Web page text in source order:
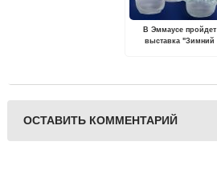
В Эммаусе пройдет
выставка "Зимний
ОСТАВИТЬ КОММЕНТАРИЙ